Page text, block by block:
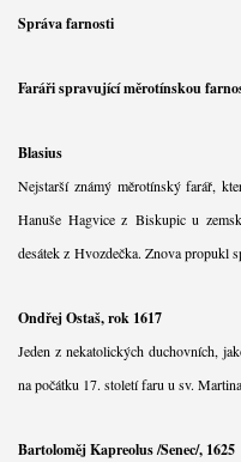
Správa farnosti
Faráři spravující měrotínskou
Blasius
Nejstarší známý měrotínský farář,
Hanuše Hagvice z Biskupic u
desátek z Hvozdečka. Znova propukl
Ondřej Ostaš, rok 1617
Jeden z nekatolických duchovních,
na počátku 17. století faru u sv.
Bartoloměj Kapreolus /Senec/, 1625